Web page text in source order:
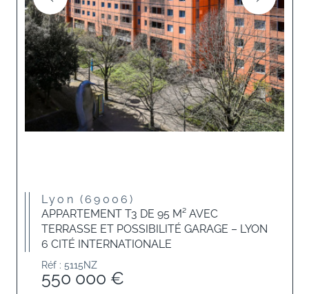
Lyon (69006)
APPARTEMENT T3 DE 95 M² AVEC
TERRASSE ET POSSIBILITÉ GARAGE – LYON
6 CITÉ INTERNATIONALE
Réf : 5115NZ
550 000 €